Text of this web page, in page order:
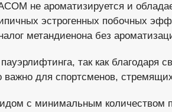
не ароматизируется и
эстрогенных побочных
метандиенона без
так как благодаря
для спортсменов,
с минимальным